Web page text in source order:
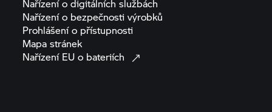
Nařízení o digitálníchslužbách
Nařízení o bezpečnostivýrobků
Prohlášení o přístupnosti
Mapastránek
Nařízení EU o bateriích